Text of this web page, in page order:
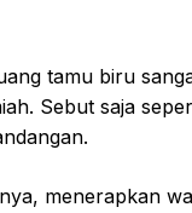
tamu biru
Sebut saja
menerapkan